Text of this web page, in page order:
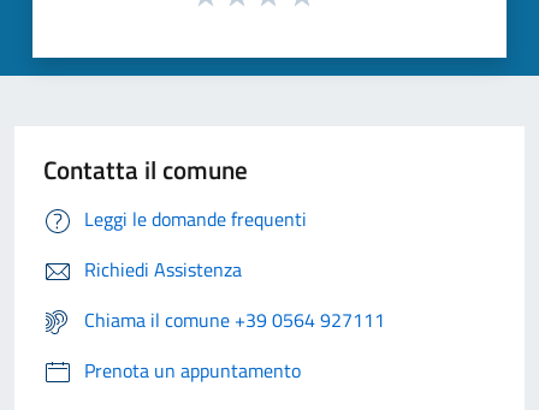
Contatta il comune
Leggi le domande frequenti
Richiedi Assistenza
Chiama il comune +39 0564 927111
Prenota un appuntamento